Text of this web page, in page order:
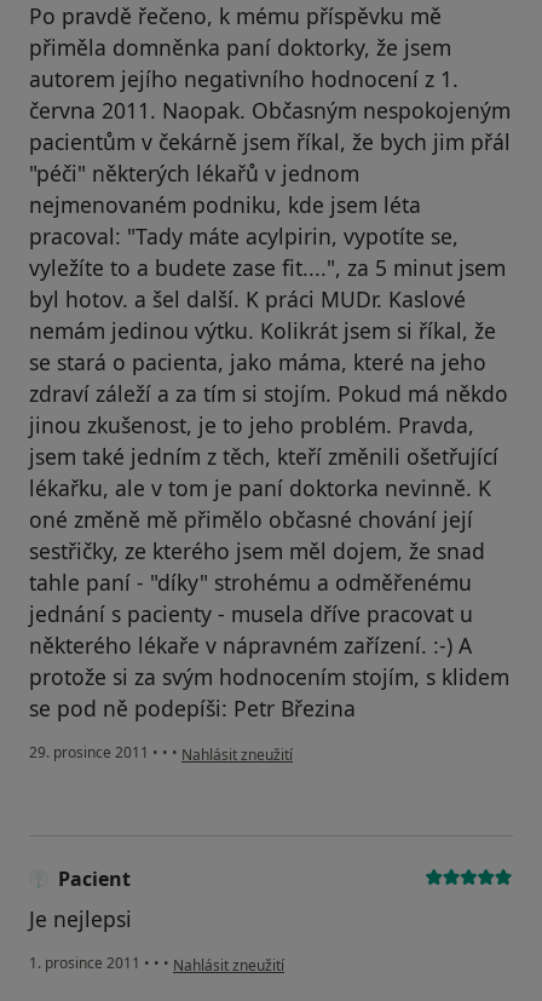
Po pravdě řečeno, k mému příspěvku mě
přiměla domněnka paní doktorky, že jsem
autorem jejího negativního hodnocení z 1.
června 2011. Naopak. Občasným nespokojeným
pacientům v čekárně jsem říkal, že bych jim přál
"péči" některých lékařů v jednom
nejmenovaném podniku, kde jsem léta
pracoval: "Tady máte acylpirin, vypotíte se,
vyležíte to a budete zase fit....", za 5 minut jsem
byl hotov. a šel další. K práci MUDr. Kaslové
nemám jedinou výtku. Kolikrát jsem si říkal, že
se stará o pacienta, jako máma, které na jeho
zdraví záleží a za tím si stojím. Pokud má někdo
jinou zkušenost, je to jeho problém. Pravda,
jsem také jedním z těch, kteří změnili ošetřující
lékařku, ale v tom je paní doktorka nevinně. K
oné změně mě přimělo občasné chování její
sestřičky, ze kterého jsem měl dojem, že snad
tahle paní - "díky" strohému a odměřenému
jednání s pacienty - musela dříve pracovat u
některého lékaře v nápravném zařízení. :-) A
protože si za svým hodnocením stojím, s klidem
se pod ně podepíši: Petr Březina
29. prosince 2011 • • • podle názoru uživatele Váš účet byl odstraněn
Nahlásit zneužití
Pacient
Je nejlepsi
1. prosince 2011 • • • podle názoru uživatele Pacient
Nahlásit zneužití